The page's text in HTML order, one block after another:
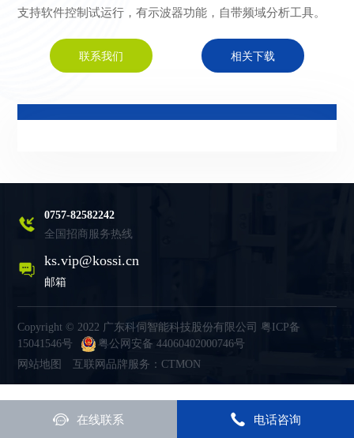
支持软件控制试运行，有示波器功能，自带频域分析工具。
联系我们 相关下载
0757-82582242
全国招商服务热线
ks.vip@kossi.cn
邮箱
Copyright © 2022 广东科伺智能科技股份有限公司 粤ICP备
15041546号
粤公网安备 44060402000746号
网站地图
互联网品牌服务：CTMON
在线联系 电话咨询